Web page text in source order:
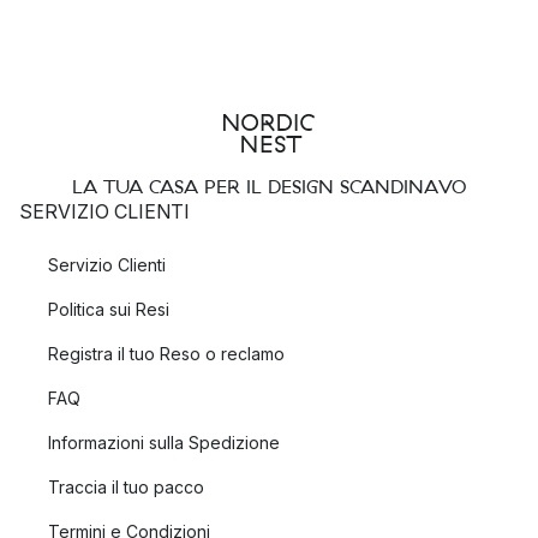
LA TUA CASA PER IL DESIGN SCANDINAVO
SERVIZIO CLIENTI
Servizio Clienti
Politica sui Resi
Registra il tuo Reso o reclamo
FAQ
Informazioni sulla Spedizione
Traccia il tuo pacco
Termini e Condizioni